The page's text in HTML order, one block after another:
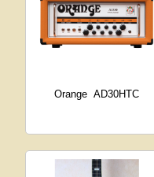
Orange AD30HTC